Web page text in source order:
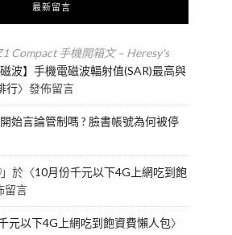
最新留言
Compact 手機開箱文 – Heresy's
磁波】手機電磁波輻射值(SAR)最高與
行〉發佈留言
始言論管制嗎 ? 臉書帳號為何被停
」於〈10月份千元以下4G上網吃到飽
留言
元以下4G上網吃到飽資費懶人包〉